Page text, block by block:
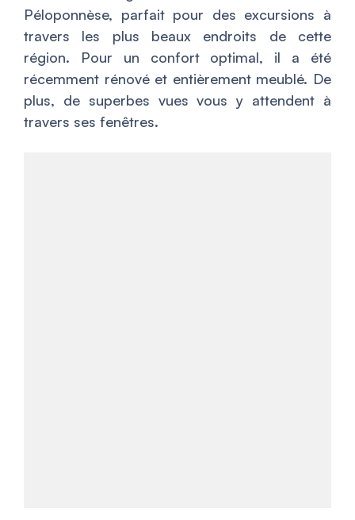
Péloponnèse, parfait pour des excursions à
travers les plus beaux endroits de cette
région. Pour un confort optimal, il a été
récemment rénové et entièrement meublé. De
plus, de superbes vues vous y attendent à
travers ses fenêtres.